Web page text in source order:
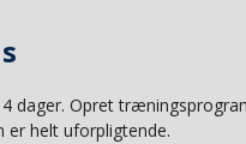
dager. Opret
er helt uforpligtende.